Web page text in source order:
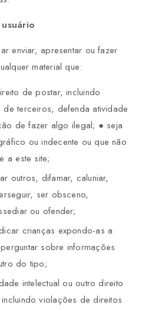
enviar, apresentar ou fazer
material que:
de postar, incluindo
terceiros, defenda atividade
de fazer algo ilegal; ● seja
ou indecente ou que não
a este site;
outros, difamar, caluniar,
ser obsceno,
ou ofender;
crianças expondo-as a
sobre informações
do tipo;
intelectual ou outro direito
violações de direitos